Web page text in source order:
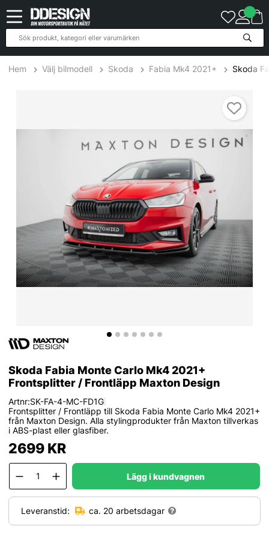
Hem Välj bilmodell Skoda Fabia Mk4 2021+ Skoda
Skoda Fabia Monte Carlo Mk4 2021+
Frontsplitter / Frontläpp Maxton Design
Artnr:SK-FA-4-MC-FD1G|
Frontsplitter / Frontläpp till Skoda Fabia Monte Carlo Mk4 2021+
från Maxton Design. Alla stylingprodukter från Maxton tillverkas
i ABS-plast eller glasfiber.
2699KR
Lägg i kundvagnen
Leveranstid: ca. 20 arbetsdagar